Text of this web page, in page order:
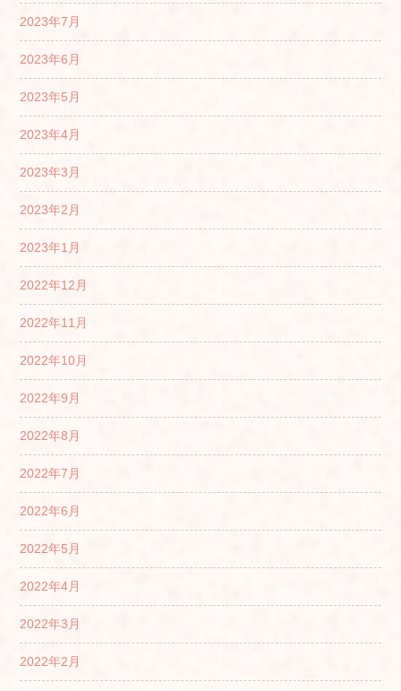
2023年7月
2023年6月
2023年5月
2023年4月
2023年3月
2023年2月
2023年1月
2022年12月
2022年11月
2022年10月
2022年9月
2022年8月
2022年7月
2022年6月
2022年5月
2022年4月
2022年3月
2022年2月